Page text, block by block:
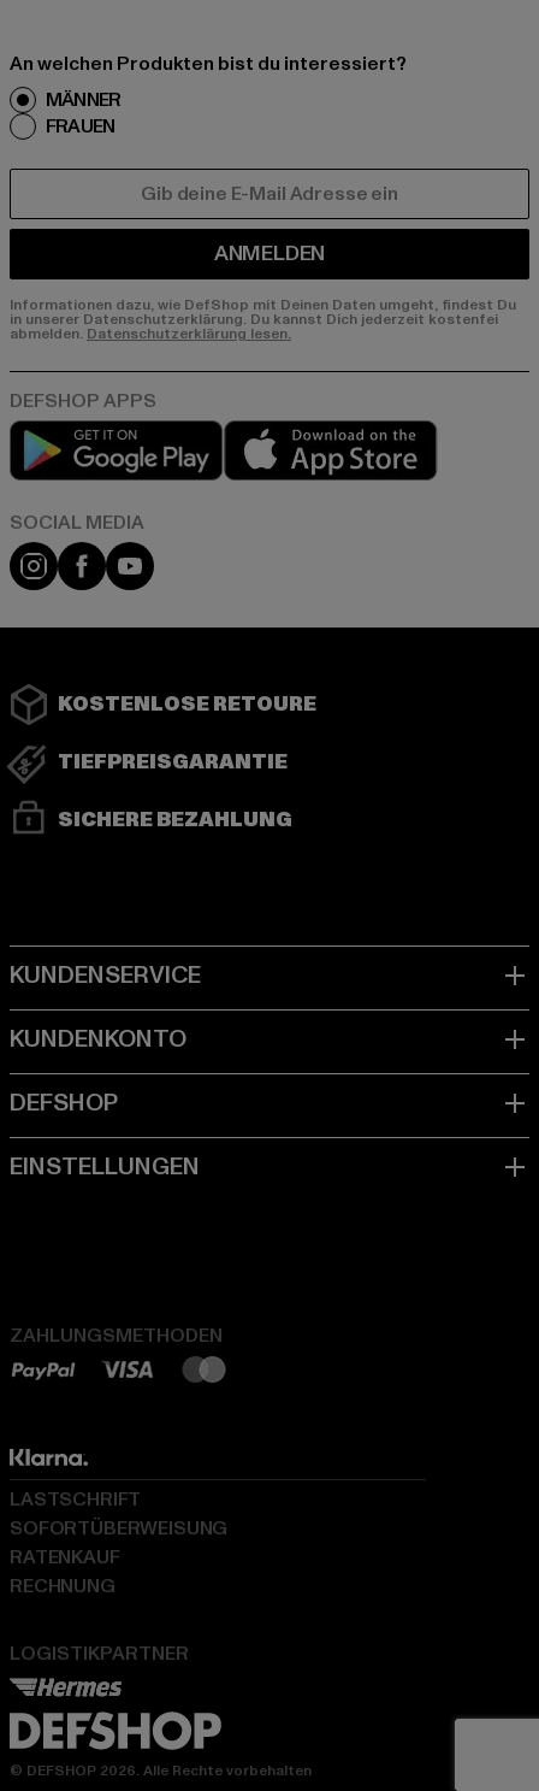
An welchen Produkten bist du interessiert?
MÄNNER
FRAUEN
ANMELDEN
Informationen dazu, wie DefShop mit Deinen Daten umgeht, findest Du
in unserer Datenschutzerklärung. Du kannst Dich jederzeit kostenfei
abmelden. Datenschutzerklärung lesen.
Play market
Instagram
FacebookYouTube
KOSTENLOSE RETOURE
TIEFPREISGARANTIE
SICHERE BEZAHLUNG
ZAHLUNGSMETHODEN
LOGISTIKPARTNER
LASTSCHRIFT
SOFORTÜBERWEISUNG
RATENKAUF
RECHNUNG
© DEFSHOP 2026. Alle Rechte vorbehalten